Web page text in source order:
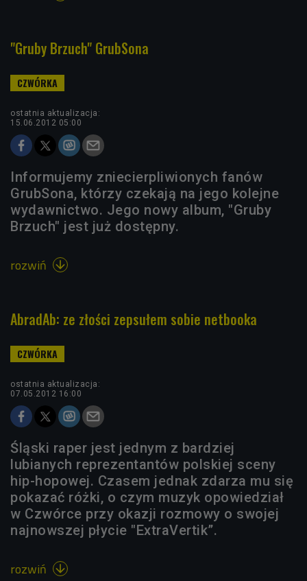
"Gruby Brzuch" GrubSona
ostatnia aktualizacja:
15.06.2012 05:00
Informujemy zniecierpliwionych fanów
GrubSona, którzy czekają na jego kolejne
wydawnictwo. Jego nowy album, "Gruby
Brzuch" jest już dostępny.
rozwiń 
AbradAb: ze złości zepsułem sobie netbooka
ostatnia aktualizacja:
07.05.2012 16:00
Śląski raper jest jednym z bardziej
lubianych reprezentantów polskiej sceny
hip-hopowej. Czasem jednak zdarza mu się
pokazać różki, o czym muzyk opowiedział
w Czwórce przy okazji rozmowy o swojej
najnowszej płycie "ExtraVertik”.
rozwiń 